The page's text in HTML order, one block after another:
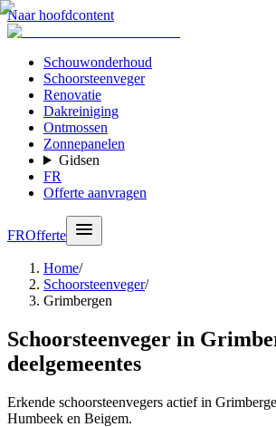
Naar hoofdcontent
Schouwonderhoud
Schoorsteenveger
Renovatie
Dakreiniging
Ontmossen
Zonnepanelen
Gidsen
FR
Offerte aanvragen
FROfferte
Home/
Schoorsteenveger/
Grimbergen
Schoorsteenveger in
deelgemeentes
Erkende schoorsteenvegers actief in
Humbeek en Beigem.